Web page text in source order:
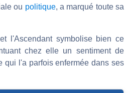
ou politique, a marqué toute sa
l'Ascendant symbolise bien ce
chez elle un sentiment de
qui l'a parfois enfermée dans ses